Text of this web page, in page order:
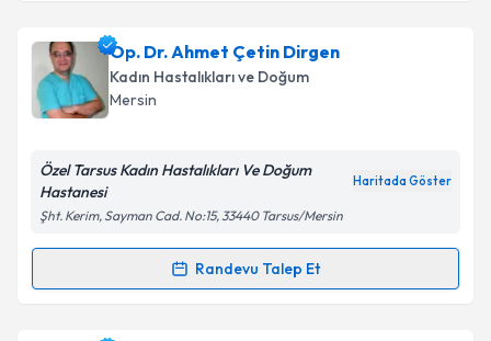
Op. Dr. Emine Ufuk Büyükkayaiçin randevu takvimi
talebi oluşturun. Size bu uzmandan randevu almanız
için bir takvim hazırlandığında e-posta ile
bilgilendireceğiz.
Kişisel verilerimin işlenmesine ilişkin
Metni'ni okudum ve kişisel verilerimin belirtilen
Op. Dr. Ahmet Çetin Dirgen
Kadın Hastalıkları ve Doğum
Mersin
Özel Tarsus Kadın Hastalıkları Ve Doğum
Hastanesi
Haritada Göster
Şht. Kerim, Sayman Cad. No:15, 33440 Tarsus/Mersin
Randevu Talep Et
Randevu Takvimi Talebi